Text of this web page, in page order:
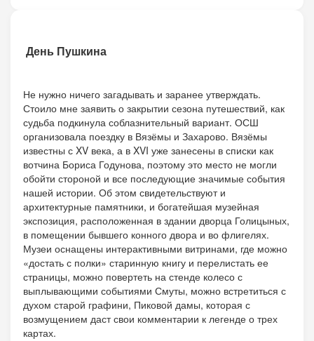
День Пушкина
Не нужно ничего загадывать и заранее утверждать.
Стоило мне заявить о закрытии сезона путешествий, как
судьба подкинула соблазнительный вариант. ОСШ
организовала поездку в Вязёмы и Захарово. Вязёмы
известны с XV века, а в XVI уже занесены в списки как
вотчина Бориса Годунова, поэтому это место не могли
обойти стороной и все последующие значимые события
нашей истории. Об этом свидетельствуют и
архитектурные памятники, и богатейшая музейная
экспозиция, расположенная в здании дворца Голицыных,
в помещении бывшего конного двора и во флигелях.
Музеи оснащены интерактивными витринами, где можно
«достать с полки» старинную книгу и перелистать ее
страницы, можно повертеть на стенде колесо с
выплывающими событиями Смуты, можно встретиться с
духом старой графини, Пиковой дамы, которая с
возмущением даст свои комментарии к легенде о трех
картах.